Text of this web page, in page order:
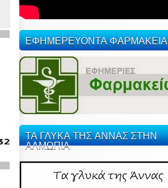
ΕΦΗΜΕΡΕΥΟΝΤΑ ΦΑΡΜΑΚΕΙΑ
ΤΑ ΓΛΥΚΑ ΤΗΣ ΑΝΝΑΣ ΣΤΗΝ
ΑΛΜΩΠΙΑ